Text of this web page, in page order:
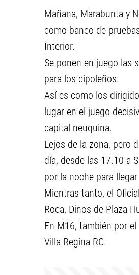
Mañana, Marabunta y
como banco de
Interior.
Se ponen en juego las
para los cipoleños.
Así es como los
lugar en el juego
capital neuquina.
Lejos de la zona, pero
día, desde las 17.10 a
por la noche para
Mientras tanto, el
Roca, Dinos de Plaza
En M16, también por
Villa Regina RC.